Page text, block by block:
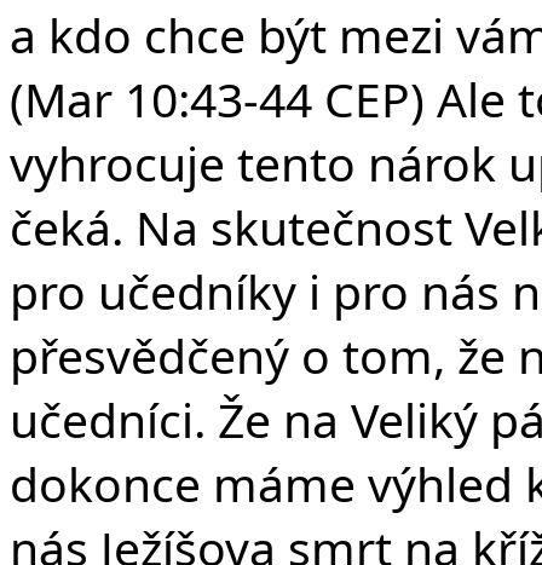
a kdo chce být mezi
(Mar 10:43-44 CEP) Ale
vyhrocuje tento nárok
čeká. Na skutečnost
pro učedníky i pro nás
přesvědčený o tom, že
učedníci. Že na Veliký
dokonce máme výhled
nás Ježíšova smrt na